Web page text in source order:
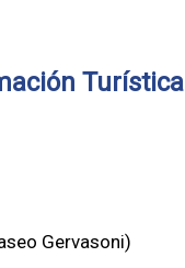
Turística
Gervasoni)